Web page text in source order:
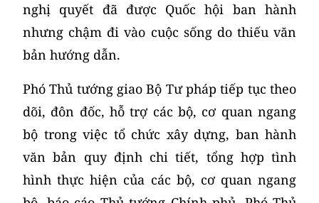
nghị quyết đã được Quốc hội ban hành
nhưng chậm đi vào cuộc sống do thiếu văn
bản hướng dẫn.
Phó Thủ tướng giao Bộ Tư pháp tiếp tục theo
dõi, đôn đốc, hỗ trợ các bộ, cơ quan ngang
bộ trong việc tổ chức xây dựng, ban hành
văn bản quy định chi tiết, tổng hợp tình
hình thực hiện của các bộ, cơ quan ngang